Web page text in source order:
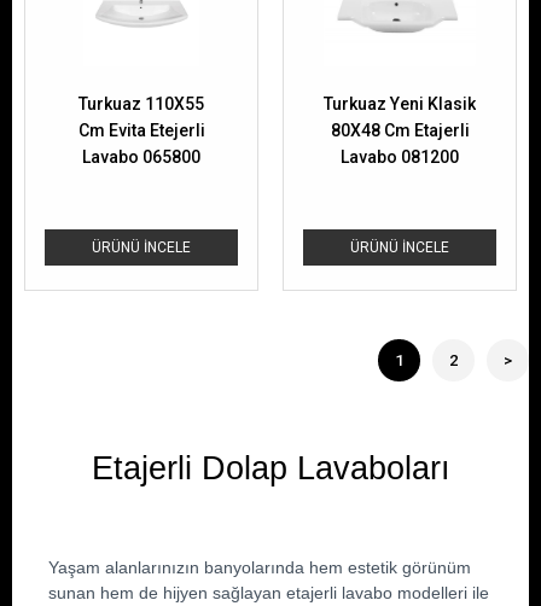
ÜRÜNÜ İNCELE
Turkuaz 110X55
Cm Evita Etejerli
Lavabo 065800
ÜRÜNÜ İNCELE
Turkuaz Yeni Klasik
80X48 Cm Etajerli
Lavabo 081200
1 2 >
Etajerli Dolap Lavaboları
Yaşam alanlarınızın banyolarında hem estetik görünüm
sunan hem de hijyen sağlayan etajerli lavabo modelleri ile